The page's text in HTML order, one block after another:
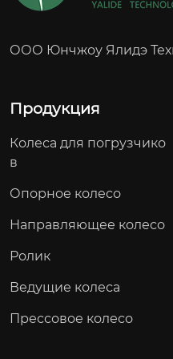
ООО Юнчжоу Ялидэ
Продукция
Колеса для погрузчико
в
Опорное колесо
Направляющее колесо
Ролик
Ведущие колеса
Прессовое колесо